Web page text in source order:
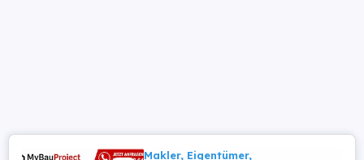
Makler, Eigentümer,